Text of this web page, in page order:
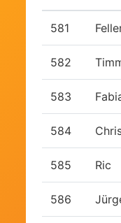
581
582
583
584
585 Ric
586